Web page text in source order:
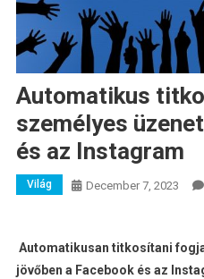
Automatikus
személyes
és az Instagram
Világ December 7, 2023
Automatikusan titkosítani
jövőben a Facebook és az